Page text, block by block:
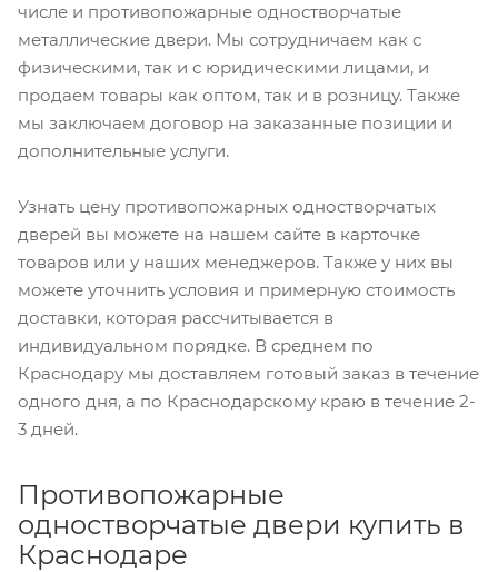
числе и противопожарные одностворчатые
металлические двери. Мы сотрудничаем как с
физическими, так и с юридическими лицами, и
продаем товары как оптом, так и в розницу. Также
мы заключаем договор на заказанные позиции и
дополнительные услуги.
Узнать цену противопожарных одностворчатых
дверей вы можете на нашем сайте в карточке
товаров или у наших менеджеров. Также у них вы
можете уточнить условия и примерную стоимость
доставки, которая рассчитывается в
индивидуальном порядке. В среднем по
Краснодару мы доставляем готовый заказ в течение
одного дня, а по Краснодарскому краю в течение 2-
3 дней.
Противопожарные
одностворчатые двери купить в
Краснодаре